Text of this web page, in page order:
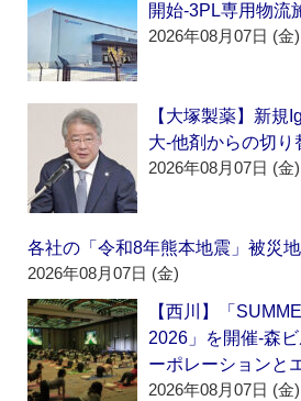
開始‐3PL専用物流
2026年08月07日 (金)
【大塚製薬】新規
大‐他剤からの切り
2026年08月07日 (金)
各社の「令和8年熊本地震」被災
2026年08月07日 (金)
【西川】「
2026」を開催‐森
ーポレーションと
2026年08月07日 (金)